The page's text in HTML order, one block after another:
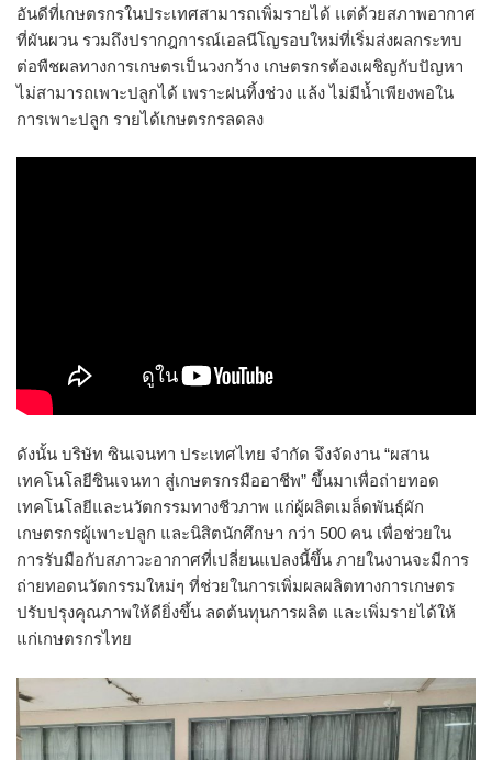
อันดีที่เกษตรกรในประเทศสามารถเพิ่มรายได้ แต่ด้วยสภาพอากาศ
ที่ผันผวน รวมถึงปรากฎการณ์เอลนีโญรอบใหม่ที่เริ่มส่งผลกระทบ
ต่อพืชผลทางการเกษตรเป็นวงกว้าง เกษตรกรต้องเผชิญกับปัญหา
ไม่สามารถเพาะปลูกได้ เพราะฝนทิ้งช่วง แล้ง ไม่มีน้ำเพียงพอใน
การเพาะปลูก รายได้เกษตรกรลดลง
ดังนั้น บริษัท ซินเจนทา ประเทศไทย จำกัด จึงจัดงาน “ผสาน
เทคโนโลยีซินเจนทา สู่เกษตรกรมืออาชีพ” ขึ้นมาเพื่อถ่ายทอด
เทคโนโลยีและนวัตกรรมทางชีวภาพ แก่ผู้ผลิตเมล็ดพันธุ์ผัก
เกษตรกรผู้เพาะปลูก และนิสิตนักศึกษา กว่า 500 คน เพื่อช่วยใน
การรับมือกับสภาวะอากาศที่เปลี่ยนแปลงนี้ขึ้น ภายในงานจะมีการ
ถ่ายทอดนวัตกรรมใหม่ๆ ที่ช่วยในการเพิ่มผลผลิตทางการเกษตร
ปรับปรุงคุณภาพให้ดียิ่งขึ้น ลดต้นทุนการผลิต และเพิ่มรายได้ให้
แก่เกษตรกรไทย